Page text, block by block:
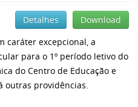
Download
Detalhes
caráter excepcional, a
para o 1º período letivo do
do Centro de Educação e
outras providências.